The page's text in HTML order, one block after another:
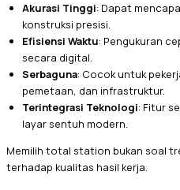
Akurasi Tinggi: Dapat
konstruksi presisi.
Efisiensi Waktu: Pengukuran
secara digital.
Serbaguna: Cocok untuk
pemetaan, dan infrastruktur.
Terintegrasi Teknologi: Fitur
layar sentuh modern.
Memilih total station bukan soal
terhadap kualitas hasil kerja.